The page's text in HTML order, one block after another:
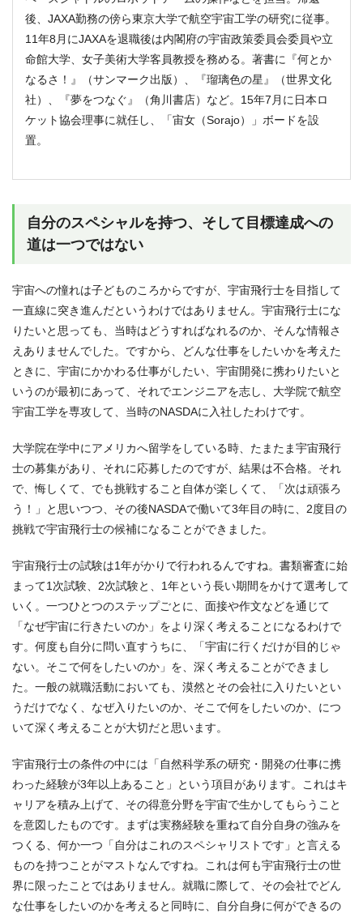
後、JAXA勤務の傍ら東京大学で航空宇宙工学の研究に従事。
11年8月にJAXAを退職後は内閣府の宇宙政策委員会委員や立
命館大学、女子美術大学客員教授を務める。著書に『何とか
なるさ！』（サンマーク出版）、『瑠璃色の星』（世界文化
社）、『夢をつなぐ』（角川書店）など。15年7月に日本ロ
ケット協会理事に就任し、「宙女（Sorajo）」ボードを設
置。
自分のスペシャルを持つ、そして目標達成への
道は一つではない
宇宙への憧れは子どものころからですが、宇宙飛行士を目指して
一直線に突き進んだというわけではありません。宇宙飛行士にな
りたいと思っても、当時はどうすればなれるのか、そんな情報さ
えありませんでした。ですから、どんな仕事をしたいかを考えた
ときに、宇宙にかかわる仕事がしたい、宇宙開発に携わりたいと
いうのが最初にあって、それでエンジニアを志し、大学院で航空
宇宙工学を専攻して、当時のNASDAに入社したわけです。
大学院在学中にアメリカへ留学をしている時、たまたま宇宙飛行
士の募集があり、それに応募したのですが、結果は不合格。それ
で、悔しくて、でも挑戦すること自体が楽しくて、「次は頑張ろ
う！」と思いつつ、その後NASDAで働いて3年目の時に、2度目の
挑戦で宇宙飛行士の候補になることができました。
宇宙飛行士の試験は1年がかりで行われるんですね。書類審査に始
まって1次試験、2次試験と、1年という長い期間をかけて選考して
いく。一つひとつのステップごとに、面接や作文などを通じて
「なぜ宇宙に行きたいのか」をより深く考えることになるわけで
す。何度も自分に問い直すうちに、「宇宙に行くだけが目的じゃ
ない。そこで何をしたいのか」を、深く考えることができまし
た。一般の就職活動においても、漠然とその会社に入りたいとい
うだけでなく、なぜ入りたいのか、そこで何をしたいのか、につ
いて深く考えることが大切だと思います。
宇宙飛行士の条件の中には「自然科学系の研究・開発の仕事に携
わった経験が3年以上あること」という項目があります。これはキ
ャリアを積み上げて、その得意分野を宇宙で生かしてもらうこと
を意図したものです。まずは実務経験を重ねて自分自身の強みを
つくる、何か一つ「自分はこれのスペシャリストです」と言える
ものを持つことがマストなんですね。これは何も宇宙飛行士の世
界に限ったことではありません。就職に際して、その会社でどん
な仕事をしたいのかを考えると同時に、自分自身に何ができるの